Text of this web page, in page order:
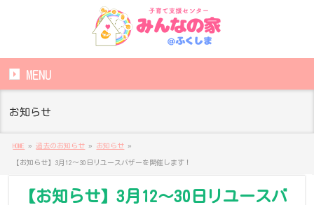
MENU
お知らせ
HOME » 過去のお知らせ » お知らせ »
【お知らせ】3月12～30日リユースバザーを開催します！
【お知らせ】3月12～30日リユースバ